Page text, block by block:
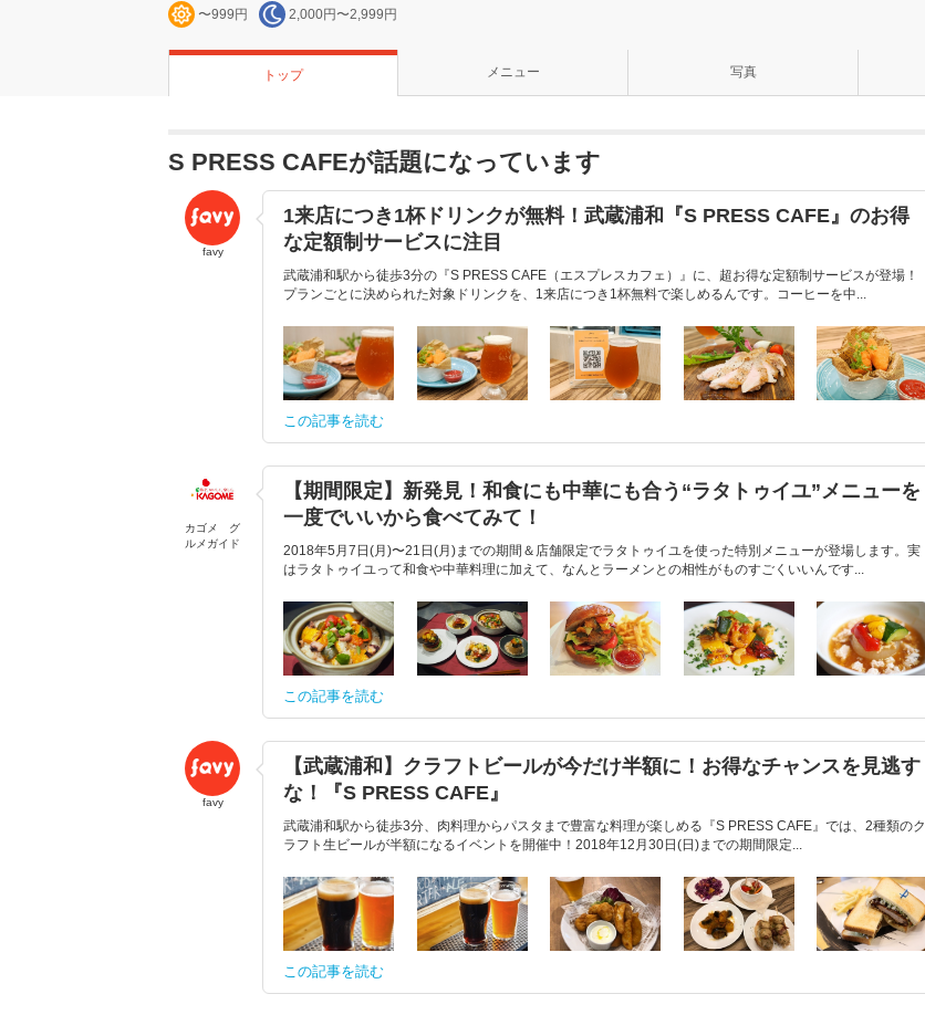
〜999円 2,000円〜2,999円
トップ メニュー 写真
S PRESS CAFEが話題になっています
favy
1来店につき1杯ドリンクが無料！武蔵浦和『S PRESS CAFE』のお得
な定額制サービスに注目
武蔵浦和駅から徒歩3分の『S PRESS CAFE（エスプレスカフェ）』に、超お得な定額制サービスが登場！
プランごとに決められた対象ドリンクを、1来店につき1杯無料で楽しめるんです。コーヒーを中...
この記事を読む
カゴメ グ
ルメガイド
【期間限定】新発見！和食にも中華にも合う“ラタトゥイユ”メニューを
一度でいいから食べてみて！
2018年5月7日(月)〜21日(月)までの期間＆店舗限定でラタトゥイユを使った特別メニューが登場します。実
はラタトゥイユって和食や中華料理に加えて、なんとラーメンとの相性がものすごくいいんです...
この記事を読む
favy
【武蔵浦和】クラフトビールが今だけ半額に！お得なチャンスを見逃す
な！『S PRESS CAFE』
武蔵浦和駅から徒歩3分、肉料理からパスタまで豊富な料理が楽しめる『S PRESS CAFE』では、2種類のク
ラフト生ビールが半額になるイベントを開催中！2018年12月30日(日)までの期間限定...
この記事を読む